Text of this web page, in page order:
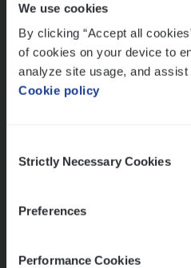
We use cookies
By clicking “Accept all
of cookies on your device to
analyze site usage, and
Cookie policy
Selection
Strictly Necessary Cookies
Preferences
Performance Cookies
Lees onze verhalen
Meer dan collega’s: hoe Julie
versterken
Mathias houdt van diepgaande